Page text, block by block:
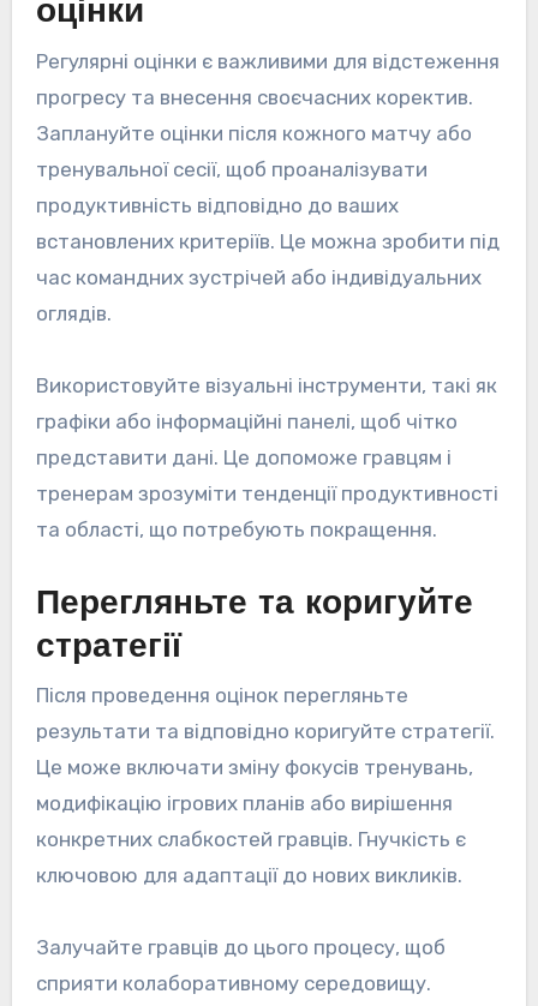
оцінки
Регулярні оцінки є важливими для відстеження
прогресу та внесення своєчасних коректив.
Заплануйте оцінки після кожного матчу або
тренувальної сесії, щоб проаналізувати
продуктивність відповідно до ваших
встановлених критеріїв. Це можна зробити під
час командних зустрічей або індивідуальних
оглядів.
Використовуйте візуальні інструменти, такі як
графіки або інформаційні панелі, щоб чітко
представити дані. Це допоможе гравцям і
тренерам зрозуміти тенденції продуктивності
та області, що потребують покращення.
Перегляньте та коригуйте
стратегії
Після проведення оцінок перегляньте
результати та відповідно коригуйте стратегії.
Це може включати зміну фокусів тренувань,
модифікацію ігрових планів або вирішення
конкретних слабкостей гравців. Гнучкість є
ключовою для адаптації до нових викликів.
Залучайте гравців до цього процесу, щоб
сприяти колаборативному середовищу.